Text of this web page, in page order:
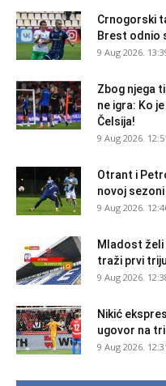
Crnogorski
Brest odnio
9 Aug 2026.
Zbog njega
ne igra: Ko
Čelsija!
9 Aug 2026.
Otrant i
novoj sezoni
9 Aug 2026.
Mladost želi
traži prvi
9 Aug 2026.
Nikić
ugovor na
9 Aug 2026.